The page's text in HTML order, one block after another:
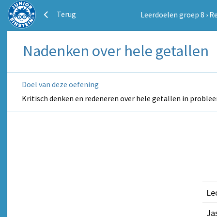
Terug Leerdoelen groep 8 ›
Nadenken over hele getallen
Doel van deze oefening
Kritisch denken en redeneren over hele getallen in